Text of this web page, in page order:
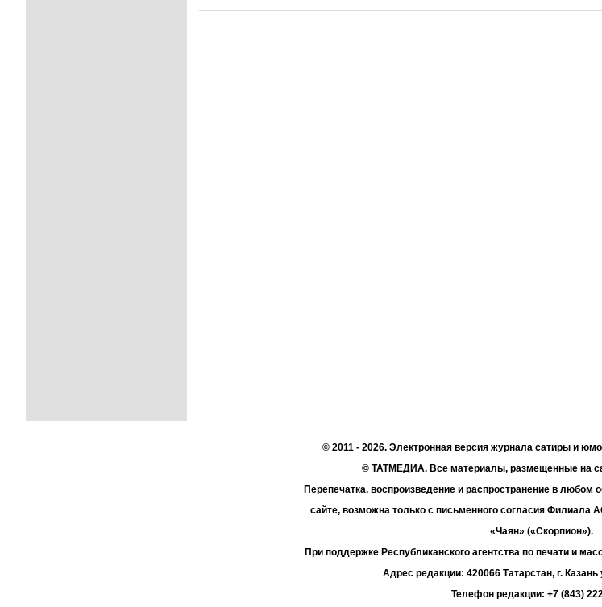
© 2011 - 2026. Электронная версия журнала сатиры и
© ТАТМЕДИА. Все материалы, размещенные на
Перепечатка, воспроизведение и распространение в
сайте, возможна только с письменного согласия
«Чаян» («Скорпион»).
При поддержке Республиканского агентства по печати и
Адрес редакции: 420066 Татарстан, г.
Телефон редакции: +7 (843)